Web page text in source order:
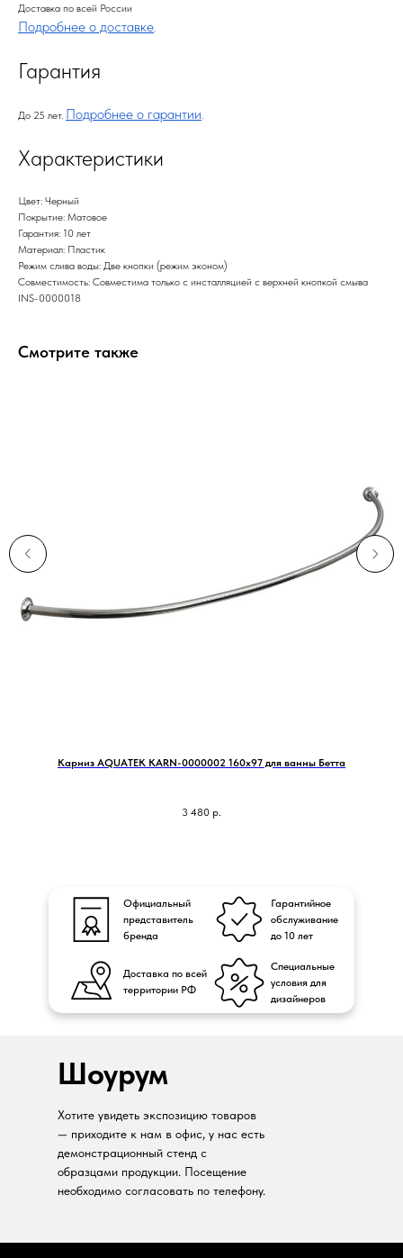
Доставка по всей России
Подробнее о доставке.
Гарантия
До 25 лет. Подробнее о гарантии.
Характеристики
Цвет: Черный
Покрытие: Матовое
Гарантия: 10 лет
Материал: Пластик
Режим слива воды: Две кнопки (режим эконом)
Совместимость: Совместима только с инсталляцией с верхней кнопкой смыва
INS-0000018
Смотрите также
Карниз AQUATEK KARN-0000002 160х97 для ванны Бетта
3 480 р.
Официальный
представитель
бренда
Доставка по всей
территории РФ
Гарантийное
обслуживание
до 10 лет
Специальные
условия для
дизайнеров
Шоурум
Хотите увидеть экспозицию товаров
— приходите к нам в офис, у нас есть
демонстрационный стенд с
образцами продукции. Посещение
необходимо согласовать по телефону.